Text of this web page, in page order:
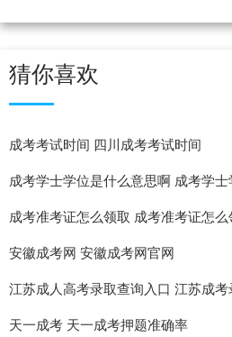
猜你喜欢
成考考试时间 四川成考考试时间
成考学士学位是什么意思啊 成考学
成考准考证怎么领取 成考准考证怎么
安徽成考网 安徽成考网官网
江苏成人高考录取查询入口 江苏成
天一成考 天一成考押题准确率